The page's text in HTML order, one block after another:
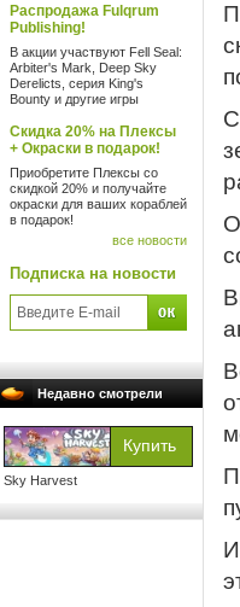
Распродажа Fulqrum
Publishing!
В акции участвуют Fell Seal:
Arbiter's Mark, Deep Sky
Derelicts, серия King's
Bounty и другие игры
Скидка 20% на Плексы
+ Окраски в подарок!
Приобретите Плексы со
скидкой 20% и получайте
окраски для ваших кораблей
в подарок!
все новости
Подписка на новости
Недавно смотрели
Sky Harvest